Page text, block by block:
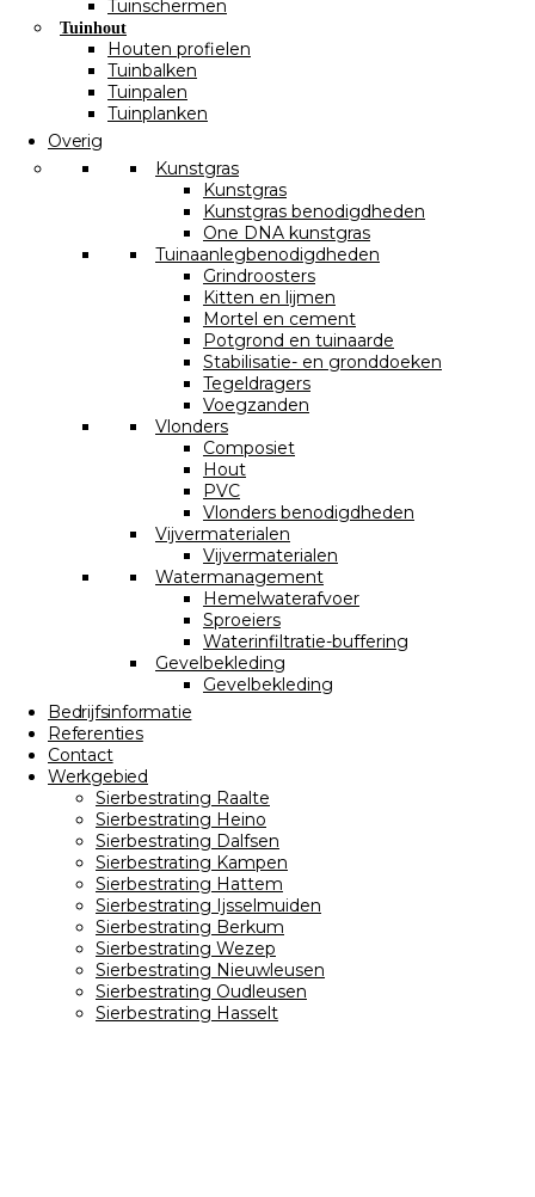
Tuinschermen
Tuinhout
Houten profielen
Tuinbalken
Tuinpalen
Tuinplanken
Overig
Kunstgras
Kunstgras
Kunstgras benodigdheden
One DNA kunstgras
Tuinaanlegbenodigdheden
Grindroosters
Kitten en lijmen
Mortel en cement
Potgrond en tuinaarde
Stabilisatie- en gronddoeken
Tegeldragers
Voegzanden
Vlonders
Composiet
Hout
PVC
Vlonders benodigdheden
Vijvermaterialen
Vijvermaterialen
Watermanagement
Hemelwaterafvoer
Sproeiers
Waterinfiltratie-buffering
Gevelbekleding
Gevelbekleding
Bedrijfsinformatie
Referenties
Contact
Werkgebied
Sierbestrating Raalte
Sierbestrating Heino
Sierbestrating Dalfsen
Sierbestrating Kampen
Sierbestrating Hattem
Sierbestrating Ijsselmuiden
Sierbestrating Berkum
Sierbestrating Wezep
Sierbestrating Nieuwleusen
Sierbestrating Oudleusen
Sierbestrating Hasselt